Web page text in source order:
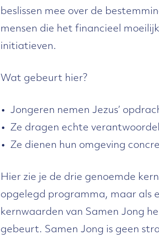
beslissen mee over de
mensen die het financieel
initiatieven.
Wat gebeurt hier?
Jongeren nemen Jezus’
Ze dragen echte
Ze dienen hun omgeving
Hier zie je de drie genoemde
opgelegd programma, maar als
kernwaarden van Samen Jong
gebeurt. Samen Jong is geen